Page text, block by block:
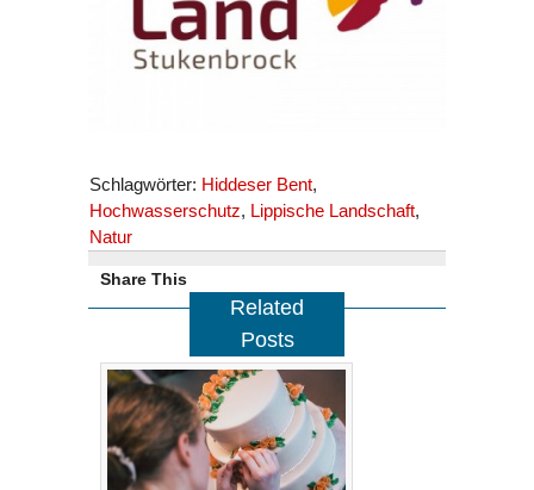
Schlagwörter: Hiddeser Bent,
Hochwasserschutz, Lippische Landschaft,
Natur
Share This
Related
Posts